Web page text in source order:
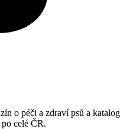
o péči a zdraví psů a katalog
celé ČR.